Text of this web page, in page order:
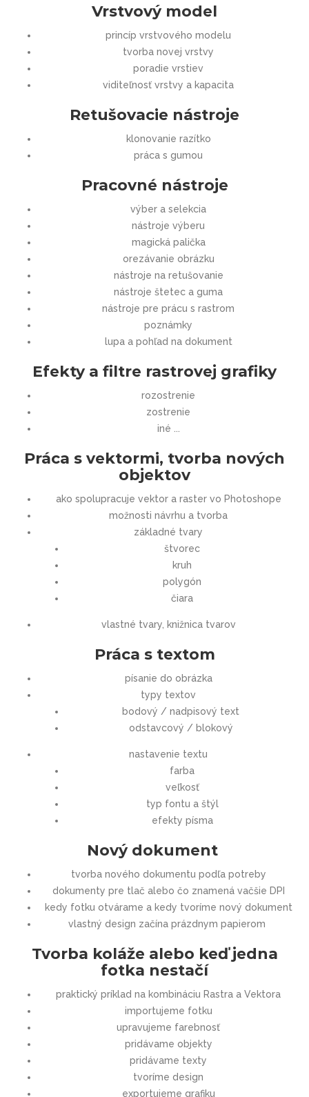
Vrstvový model
princíp vrstvového modelu
tvorba novej vrstvy
poradie vrstiev
viditeľnosť vrstvy a kapacita
Retušovacie nástroje
klonovanie razítko
práca s gumou
Pracovné nástroje
výber a selekcia
nástroje výberu
magická palička
orezávanie obrázku
nástroje na retušovanie
nástroje štetec a guma
nástroje pre prácu s rastrom
poznámky
lupa a pohľad na dokument
Efekty a filtre rastrovej grafiky
rozostrenie
zostrenie
iné ...
Práca s vektormi, tvorba nových
objektov
ako spolupracuje vektor a raster vo Photoshope
možnosti návrhu a tvorba
základné tvary
štvorec
kruh
polygón
čiara
vlastné tvary, knižnica tvarov
Práca s textom
písanie do obrázka
typy textov
bodový / nadpisový text
odstavcový / blokový
nastavenie textu
farba
veľkosť
typ fontu a štýl
efekty písma
Nový dokument
tvorba nového dokumentu podľa potreby
dokumenty pre tlač alebo čo znamená vačšie DPI
kedy fotku otvárame a kedy tvoríme nový dokument
vlastný design začína prázdnym papierom
Tvorba koláže alebo keď jedna
fotka nestačí
praktický príklad na kombináciu Rastra a Vektora
importujeme fotku
upravujeme farebnosť
pridávame objekty
pridávame texty
tvoríme design
exportujeme grafiku